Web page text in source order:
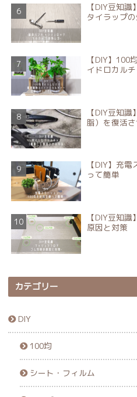
【DIY豆知
タイラップ
【DIY】100
イドロカル
【DIY豆知
脂）を復活
【DIY】充
って簡単
【DIY豆知
原因と対策
カテゴリー
DIY
100均
シート・フィルム